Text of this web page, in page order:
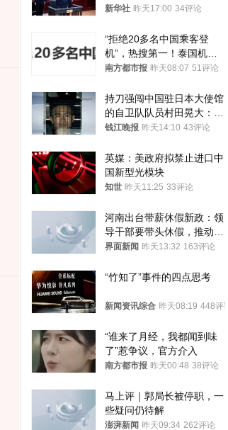
新华社 昨天17:00 34评论
“拒绝20多名中国乘客登
机”，热搜第一！泰国机场
方道歉
南方都市报 昨天08:07 51评论
持刀强闯中国驻日本大使馆
的自卫队队员村田晃大：对
自己的行为深感后悔；曾申
钱江晚报 昨天14:10 43评论
英媒：美政府拟禁止进口中
国新型光模块
知世 昨天11:25 33评论
河南出台带薪休假新政：领
导干部要带头休假，推动全
员应休尽休、休满休足
界面新闻 昨天13:32 163评论
“竹知了”事件的四点思考
新闻资讯综合 昨天08:19 448评论
“谁来了月经，我都闻到味
了”惹争议，官方介入
南方都市报 昨天00:48 38评论
马上评｜郭局长被停职，一
些疑问仍待解
澎湃新闻 昨天09:34 262评论